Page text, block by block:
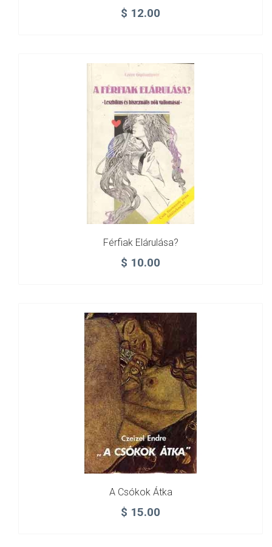
$ 12.00
Férfiak Elárulása?
$ 10.00
A Csókok Átka
$ 15.00